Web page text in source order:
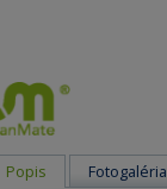
Popis Fotogaléria